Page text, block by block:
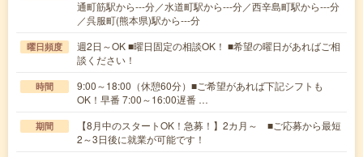
通町筋駅から---分／水道町駅から---分／西辛島町駅から---分
／呉服町(熊本県)駅から---分
曜日頻度
週2日～OK ■曜日固定の相談OK！ ■希望の曜日があればご相
談ください！
時間
9:00～18:00（休憩60分）■ご希望があれば下記シフトも
OK！早番 7:00～16:00遅番 …
期間
【8月中のスタートOK！急募！】2カ月～ ■ご応募から最短
2～3日後に就業が可能です！